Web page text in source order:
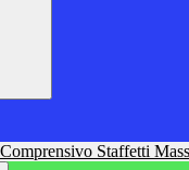
Staffetti